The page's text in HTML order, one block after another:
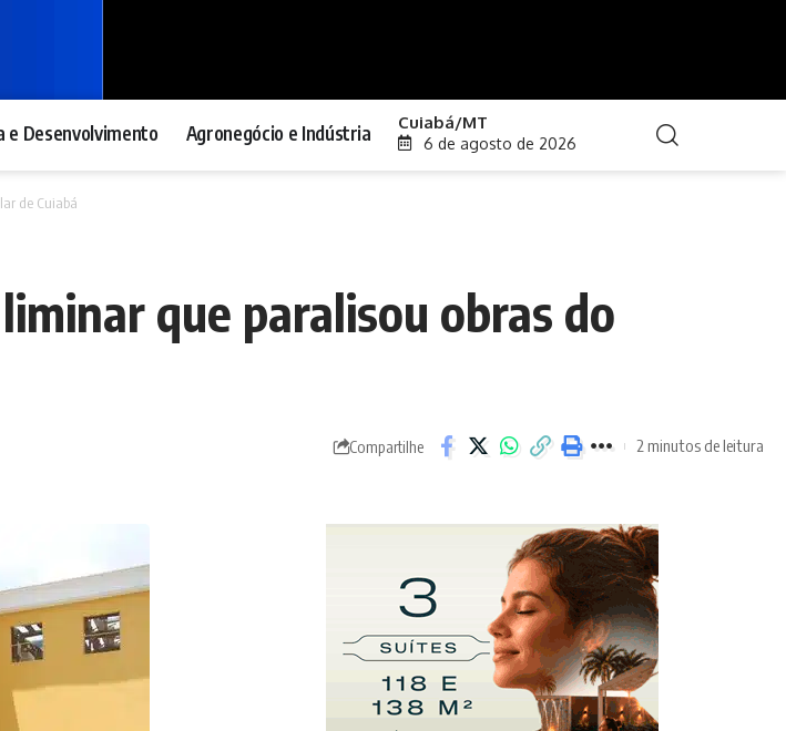
e Desenvolvimento Agronegócio e Indústria Cuiabá/MT
6 de agosto de 2026
de Cuiabá
que paralisou obras do
Compartilhe 2 minutos de leitura